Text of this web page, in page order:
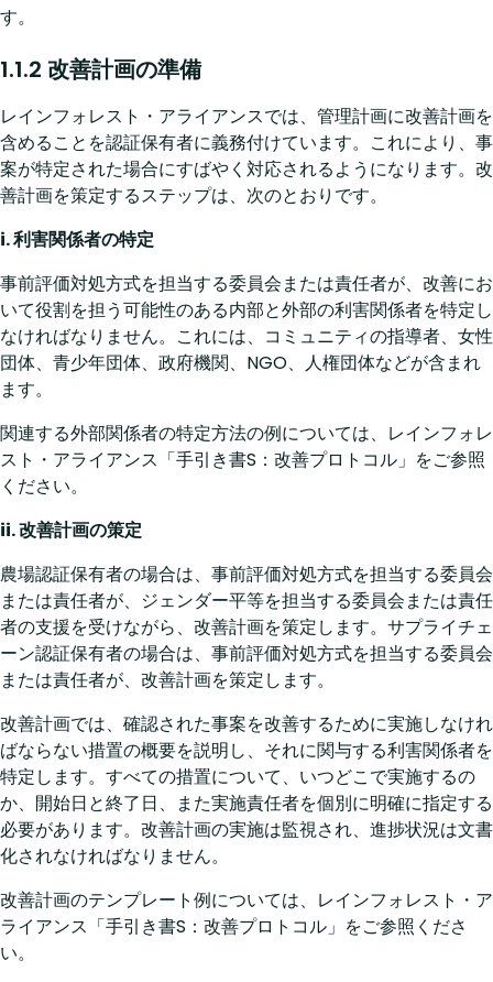
す。
1.1.2 改善計画の準備
レインフォレスト・アライアンスでは、管理計画に改善計画を
含めることを認証保有者に義務付けています。これにより、事
案が特定された場合にすばやく対応されるようになります。改
善計画を策定するステップは、次のとおりです。
i. 利害関係者の特定
事前評価対処方式を担当する委員会または責任者が、改善にお
いて役割を担う可能性のある内部と外部の利害関係者を特定し
なければなりません。これには、コミュニティの指導者、女性
団体、青少年団体、政府機関、NGO、人権団体などが含まれ
ます。
関連する外部関係者の特定方法の例については、レインフォレ
スト・アライアンス「手引き書S：改善プロトコル」をご参照
ください。
ii. 改善計画の策定
農場認証保有者の場合は、事前評価対処方式を担当する委員会
または責任者が、ジェンダー平等を担当する委員会または責任
者の支援を受けながら、改善計画を策定します。サプライチェ
ーン認証保有者の場合は、事前評価対処方式を担当する委員会
または責任者が、改善計画を策定します。
改善計画では、確認された事案を改善するために実施しなけれ
ばならない措置の概要を説明し、それに関与する利害関係者を
特定します。すべての措置について、いつどこで実施するの
か、開始日と終了日、また実施責任者を個別に明確に指定する
必要があります。改善計画の実施は監視され、進捗状況は文書
化されなければなりません。
改善計画のテンプレート例については、レインフォレスト・ア
ライアンス「手引き書S：改善プロトコル」をご参照くださ
い。